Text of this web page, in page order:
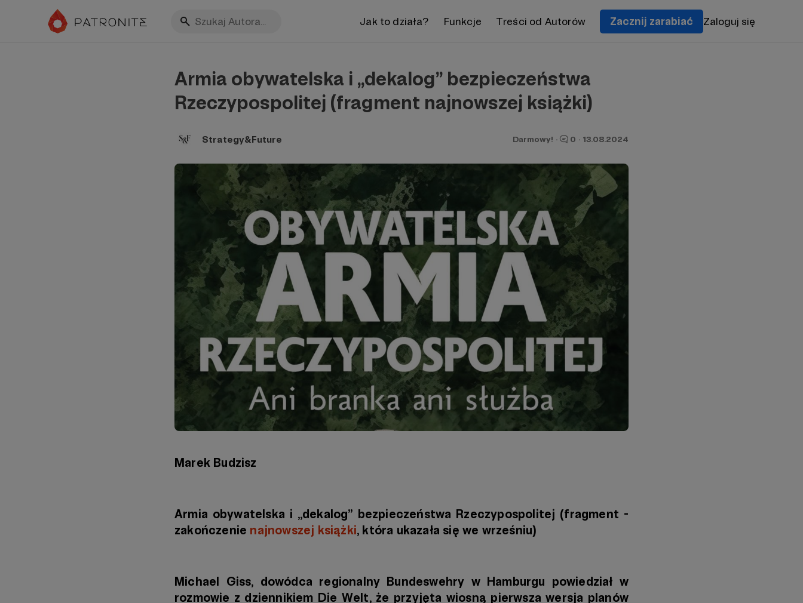
Jak to działa? Funkcje Treści od Autorów Zacznij zarabiać Zaloguj się
Armia obywatelska i „dekalog” bezpieczeństwa
Rzeczypospolitej (fragment najnowszej książki)
Strategy&Future Darmowy! · 0 · 13.08.2024
Marek Budzisz
Armia obywatelska i „dekalog” bezpieczeństwa Rzeczypospolitej (fragment -
zakończenie najnowszej książki, która ukazała się we wrześniu)
Michael Giss, dowódca regionalny Bundeswehry w Hamburgu powiedział w
rozmowie z dziennikiem Die Welt, że przyjęta wiosną pierwsza wersja planów